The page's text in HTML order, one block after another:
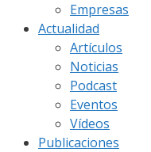
Empresas
Actualidad
Artículos
Noticias
Podcast
Eventos
Vídeos
Publicaciones